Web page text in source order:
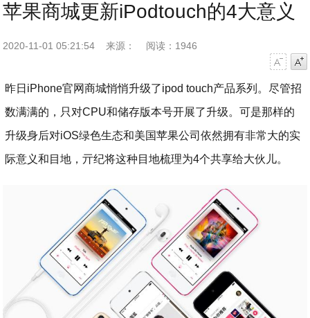
苹果商城更新iPodtouch的4大意义
2020-11-01 05:21:54 来源：
阅读：1946
昨日iPhone官网商城悄悄升级了ipod touch产品系列。尽管招
数满满的，只对CPU和储存版本号开展了升级。可是那样的
升级身后对iOS绿色生态和美国苹果公司依然拥有非常大的实
际意义和目地，亓纪将这种目地梳理为4个共享给大伙儿。